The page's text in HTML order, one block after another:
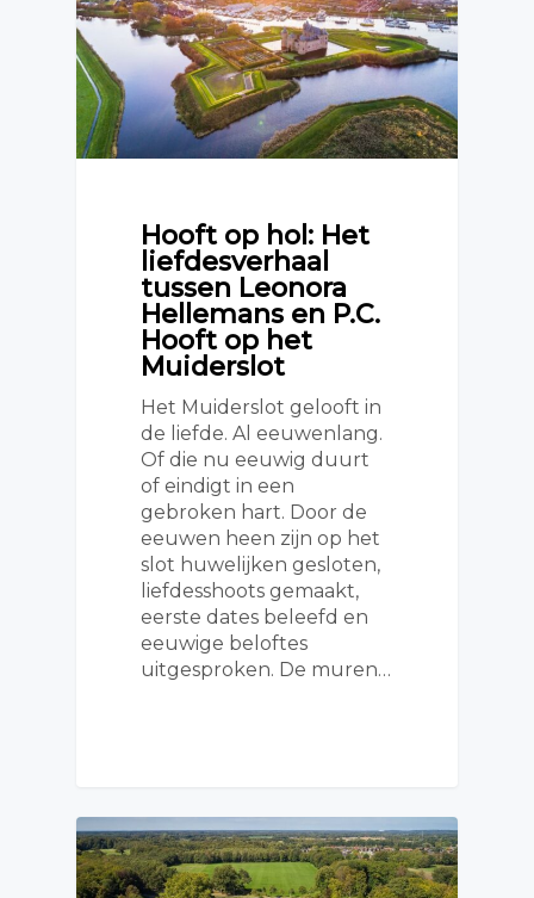
Hooft op hol: Het
liefdesverhaal
tussen Leonora
Hellemans en P.C.
Hooft op het
Muiderslot
Het Muiderslot gelooft in
de liefde. Al eeuwenlang.
Of die nu eeuwig duurt
of eindigt in een
gebroken hart. Door de
eeuwen heen zijn op het
slot huwelijken gesloten,
liefdesshoots gemaakt,
eerste dates beleefd en
eeuwige beloftes
uitgesproken. De muren…